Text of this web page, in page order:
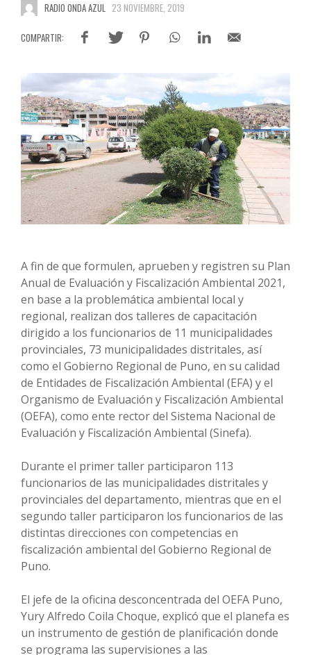
RADIO ONDA AZUL 23 NOVIEMBRE, 2019
A fin de que formulen, aprueben y registren su Plan
Anual de Evaluación y Fiscalización Ambiental 2021,
en base a la problemática ambiental local y
regional, realizan dos talleres de capacitación
dirigido a los funcionarios de 11 municipalidades
provinciales, 73 municipalidades distritales, así
como el Gobierno Regional de Puno, en su calidad
de Entidades de Fiscalización Ambiental (EFA) y el
Organismo de Evaluación y Fiscalización Ambiental
(OEFA), como ente rector del Sistema Nacional de
Evaluación y Fiscalización Ambiental (Sinefa).
Durante el primer taller participaron 113
funcionarios de las municipalidades distritales y
provinciales del departamento, mientras que en el
segundo taller participaron los funcionarios de las
distintas direcciones con competencias en
fiscalización ambiental del Gobierno Regional de
Puno.
El jefe de la oficina desconcentrada del OEFA Puno,
Yury Alfredo Coila Choque, explicó que el planefa es
un instrumento de gestión de planificación donde
se programa las supervisiones a las